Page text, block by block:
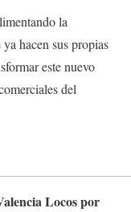
la
hacen sus propias
este nuevo
del
Locos por